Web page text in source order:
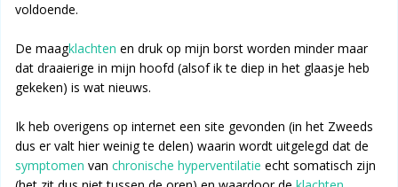
voldoende.
De maagklachten en druk op mijn borst worden minder maar
dat draaierige in mijn hoofd (alsof ik te diep in het glaasje heb
gekeken) is wat nieuws.
Ik heb overigens op internet een site gevonden (in het Zweeds
dus er valt hier weinig te delen) waarin wordt uitgelegd dat de
symptomen van chronische hyperventilatie echt somatisch zijn